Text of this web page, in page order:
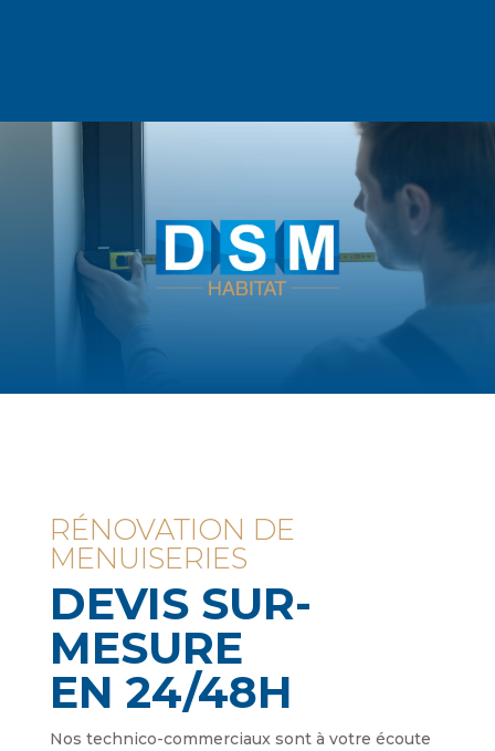
RÉNOVATION DE
MENUISERIES
DEVIS SUR-
MESURE
EN 24/48H
Nos technico-commerciaux sont à votre écoute